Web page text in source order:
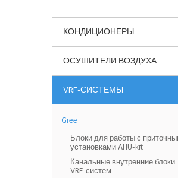
КОНДИЦИОНЕРЫ
ОСУШИТЕЛИ ВОЗДУХА
VRF-СИСТЕМЫ
Gree
Блоки для работы с
установками AHU-kit
Канальные внутренние блоки
VRF-систем